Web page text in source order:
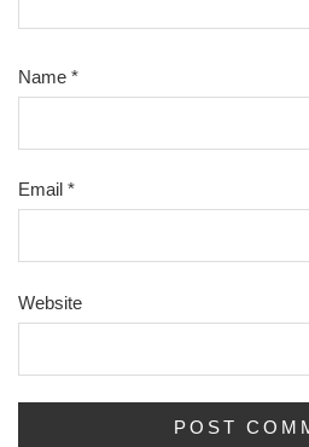
Name *
Email *
Website